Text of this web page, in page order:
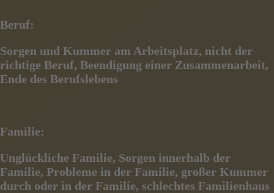
Beruf:
Sorgen und Kummer am Arbeitsplatz, nicht der
richtige Beruf, Beendigung einer Zusammenarbeit,
Ende des Berufslebens
Familie:
Unglückliche Familie, Sorgen innerhalb der
Familie, Probleme in der Familie, großer Kummer
durch oder in der Familie, schlechtes Familienhaus